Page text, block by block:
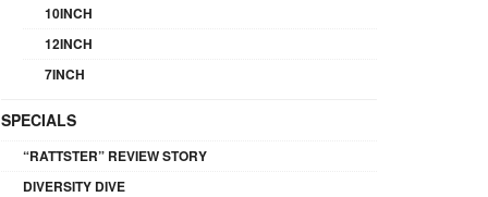
10INCH
12INCH
7INCH
SPECIALS
“RATTSTER” REVIEW STORY
DIVERSITY DIVE